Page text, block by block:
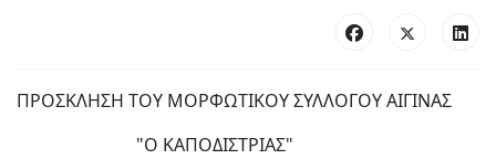
ΠΡΟΣΚΛΗΣΗ ΤΟΥ ΜΟΡΦΩΤΙΚΟΥ ΣΥΛΛΟΓΟΥ ΑΙΓΙΝΑΣ
"Ο ΚΑΠΟΔΙΣΤΡΙΑΣ"